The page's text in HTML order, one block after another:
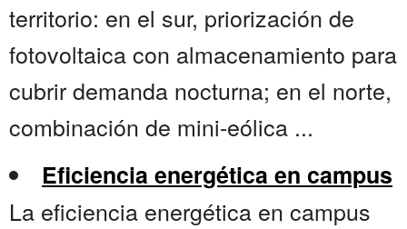
territorio: en el sur, priorización de
fotovoltaica con almacenamiento para
cubrir demanda nocturna; en el norte,
combinación de mini-eólica ...
Eficiencia energética en campus
La eficiencia energética en campus